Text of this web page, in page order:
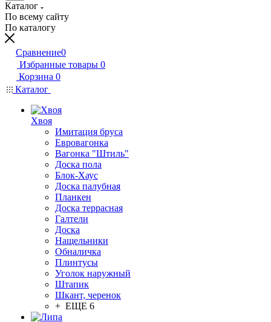
Каталог
По всему сайту
По каталогу
Сравнение0
Избранные товары 0
Корзина 0
Каталог
Хвоя
Имитация бруса
Евровагонка
Вагонка "Штиль"
Доска пола
Блок-Хаус
Доска палубная
Планкен
Доска террасная
Галтели
Доска
Нащельники
Обналичка
Плинтусы
Уголок наружный
Штапик
Шкант, черенок
+ ЕЩЕ 6